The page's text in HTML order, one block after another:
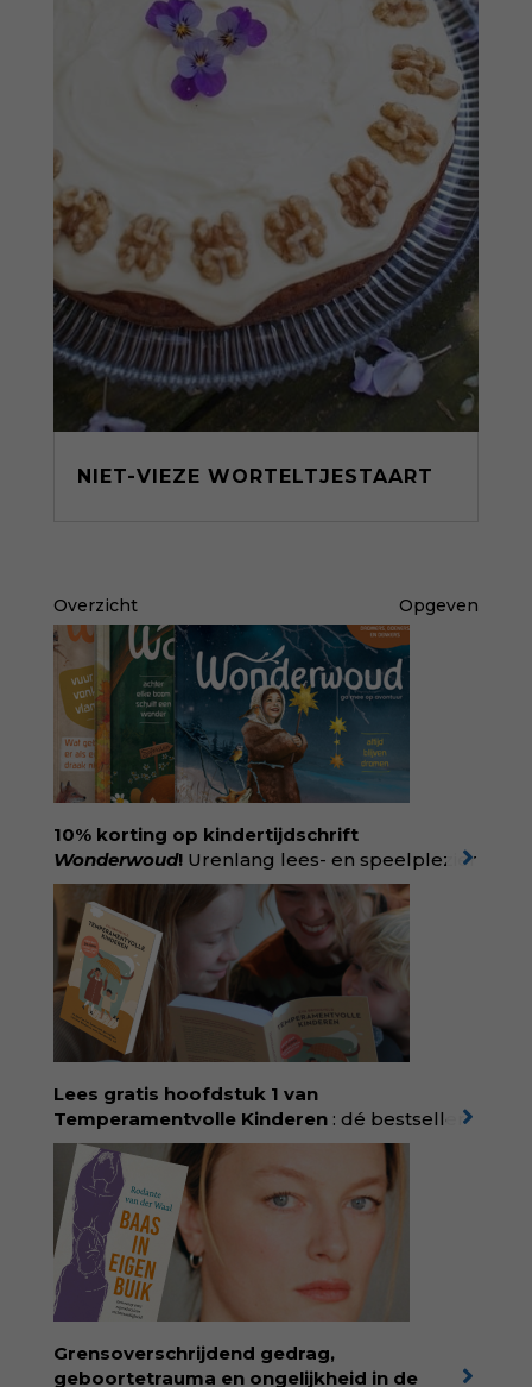
NIET-VIEZE WORTELTJESTAART
Overzicht Opgeven
10% korting op kindertijdschrift
Wonderwoud! Urenlang lees- en speelplezier
voor dromers, doeners en denkers.
Wonderwoud is het ambachtelijk gemaakte
antwoord op alle snelle gooimaarweg-
boekjes en hapsnap-filmpjes. Het mooiste
kindertijdschrift van Nederland; met liefde en
kunde voor taal, beeld en tekeningen die
spat van elke pagina. Dat vóel je. Dat voelt je
kind. Abonneer via
wonderwoud.nl/abonneren**
korting met code:
KIIND10
Lees gratis hoofdstuk 1 van
Temperamentvolle Kinderen : dé bestseller
van pedagoog Eva Bronsveld. In het boek
Temperamentvolle kinderen vind je 25 jaar
aan kennis en ervaring. Met ruim 50.000
verkochte exemplaren met recht een
bestseller, waarmee Eva veel gezinnen heeft
kunnen helpen. Ze schrijft met een
liefdevolle kijk op kinderen en veel begrip
voor ouders. Download het hoofdstuk gratis
via:
evabronsveld.plugandpay.nl/r?
id=ZcYxEBJH
Grensoverschrijdend gedrag,
geboortetrauma en ongelijkheid in de